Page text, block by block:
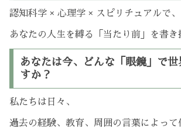
認知科学 × 心理学 × スピリチュアルで、
あなたの人生を縛る「当たり前」を書き
あなたは今、どんな「眼鏡」で世
すか？
私たちは日々、
過去の経験、教育、周囲の言葉によって